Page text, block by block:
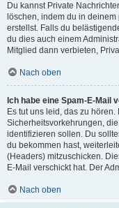
Du kannst Private
löschen, indem du in
erstellst. Falls du
du dies auch einem
Mitglied dann verbieten,
Nach oben
Ich habe eine Spam-E-Mail
Es tut uns leid, das zu
Sicherheitsvorkehrungen,
identifizieren sollen. Du
du bekommen hast,
(Headers) mitzuschicken.
E-Mail verschickt hat. Der
Nach oben